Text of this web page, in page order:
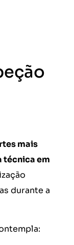
mais
técnica em
durante a